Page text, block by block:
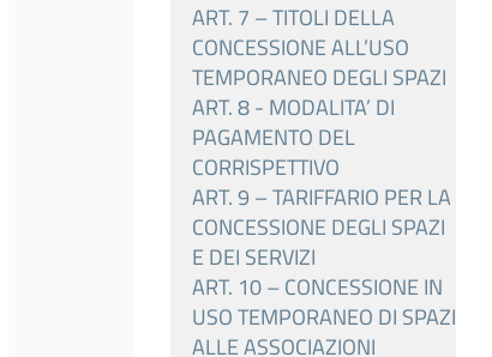
ART. 7 – TITOLI DELLA
CONCESSIONE ALL’USO
TEMPORANEO DEGLI SPAZI
ART. 8 - MODALITA’ DI
PAGAMENTO DEL
CORRISPETTIVO
ART. 9 – TARIFFARIO PER LA
CONCESSIONE DEGLI SPAZI
E DEI SERVIZI
ART. 10 – CONCESSIONE IN
USO TEMPORANEO DI SPAZI
ALLE ASSOCIAZIONI